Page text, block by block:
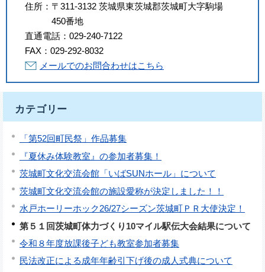
住所： 〒311-3132 茨城県東茨城郡茨城町大字駒場
450番地
直通電話： 029-240-7122
FAX： 029-292-8032
メールでのお問合わせはこちら
カテゴリー
「第52回町民祭」作品募集
『夏休み体験教室』の参加者募集！
茨城町文化交流会館「いばSUNホール」について
茨城町文化交流会館の施設愛称が決定しました！！
水戸ホーリーホック26/27シーズン茨城町ＰＲ大使決定！
第５１回茨城町体力づくり10マイル駅伝大会結果について
令和８年度放課後子ども教室参加者募集
民法改正による成年年齢引下げ後の成人式典について